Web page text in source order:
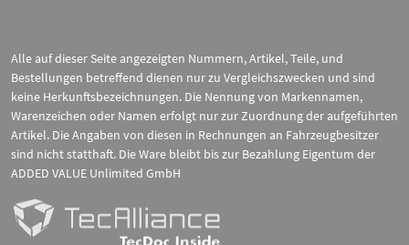
Alle auf dieser Seite angezeigten Nummern, Artikel, Teile, und
Bestellungen betreffend dienen nur zu Vergleichszwecken und sind
keine Herkunftsbezeichnungen. Die Nennung von Markennamen,
Warenzeichen oder Namen erfolgt nur zur Zuordnung der aufgeführten
Artikel. Die Angaben von diesen in Rechnungen an Fahrzeugbesitzer
sind nicht statthaft. Die Ware bleibt bis zur Bezahlung Eigentum der
ADDED VALUE Unlimited GmbH